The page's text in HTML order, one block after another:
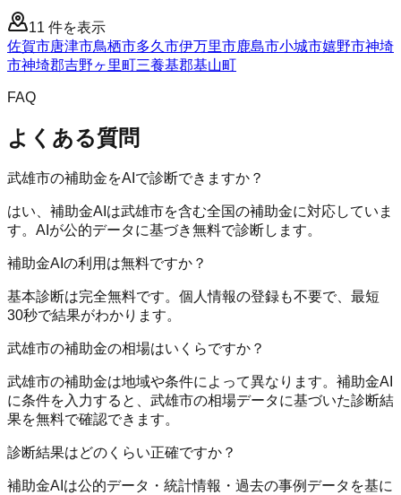
11 件を表示
佐賀市唐津市鳥栖市多久市伊万里市鹿島市小城市嬉野市神埼
市神埼郡吉野ヶ里町三養基郡基山町
FAQ
よくある質問
武雄市の補助金をAIで診断できますか？
はい、補助金AIは武雄市を含む全国の補助金に対応していま
す。AIが公的データに基づき無料で診断します。
補助金AIの利用は無料ですか？
基本診断は完全無料です。個人情報の登録も不要で、最短
30秒で結果がわかります。
武雄市の補助金の相場はいくらですか？
武雄市の補助金は地域や条件によって異なります。補助金AI
に条件を入力すると、武雄市の相場データに基づいた診断結
果を無料で確認できます。
診断結果はどのくらい正確ですか？
補助金AIは公的データ・統計情報・過去の事例データを基に